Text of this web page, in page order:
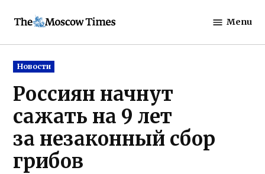
Moscow
Menu
Posted
in
Новости
Россиян начнут
сажать на 9 лет
за незаконный сбор
грибов